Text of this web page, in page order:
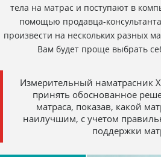
тела на матрас и поступают в
помощью продавца-
произвести на нескольких разных
Вам будет проще выбрать
Измерительный наматрасник
принять обоснованное
матраса, показав, какой
наилучшим, с учетом
поддержки